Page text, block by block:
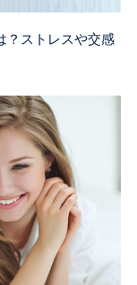
？ストレスや交感